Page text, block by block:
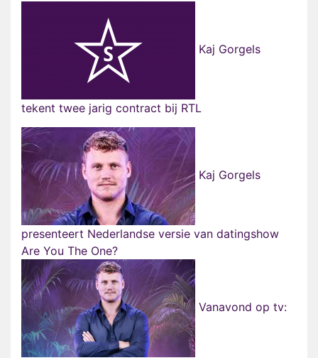
Kaj Gorgels
tekent twee jarig contract bij RTL
Kaj Gorgels
presenteert Nederlandse versie van datingshow
Are You The One?
Vanavond op tv: